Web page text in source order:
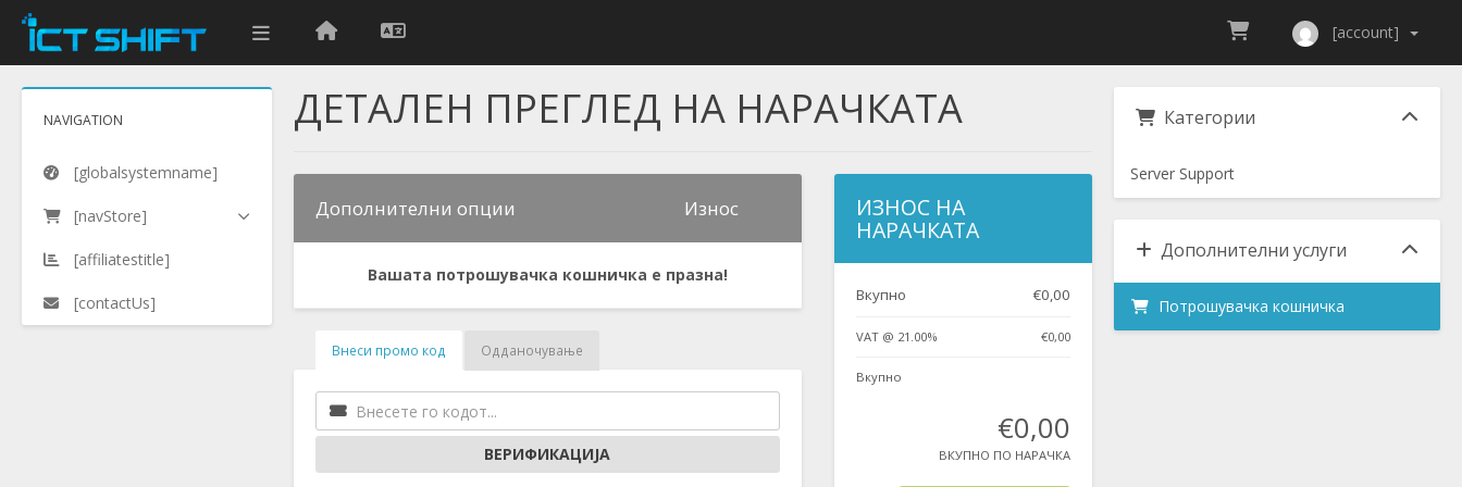
[account]
NAVIGATION
[globalsystemname]
[navStore]
[affiliatestitle]
[contactUs]
ДЕТАЛЕН ПРЕГЛЕД НА НАРАЧКАТА
Дополнителни опции Износ
Вашата потрошувачка кошничка е празна!
Внеси промо код Одданочување
ВЕРИФИКАЦИЈА
ИЗНОС НА
НАРАЧКАТА
Вкупно €0,00
VAT @ 21.00% €0,00
Вкупно
€0,00
ВКУПНО ПО НАРАЧКА
Категории
Server Support
Дополнителни услуги
Потрошувачка кошничка